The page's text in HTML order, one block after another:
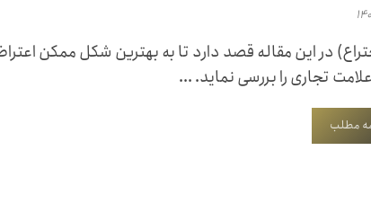
۰۶
در این مقاله قصد دارد تا به بهترین شکل ممکن
تجاری را بررسی نماید. ...
مطلب